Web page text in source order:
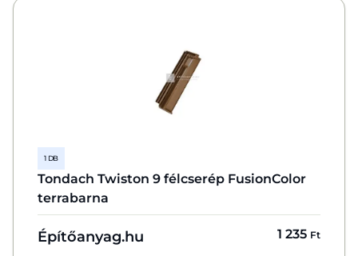
1 DB
Tondach Twiston 9 félcserép FusionColor
terrabarna
Építőanyag.hu 1 235 Ft